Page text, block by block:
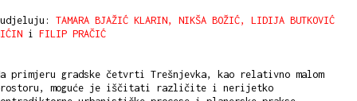
TAMARA BJAŽIĆ KLARIN, NIKŠA BOŽIĆ, LIDIJA BUTKOVIĆ
i FILIP PRAČIĆ
primjeru gradske četvrti Trešnjevka, kao relativno malom
moguće je iščitati različite i nerijetko